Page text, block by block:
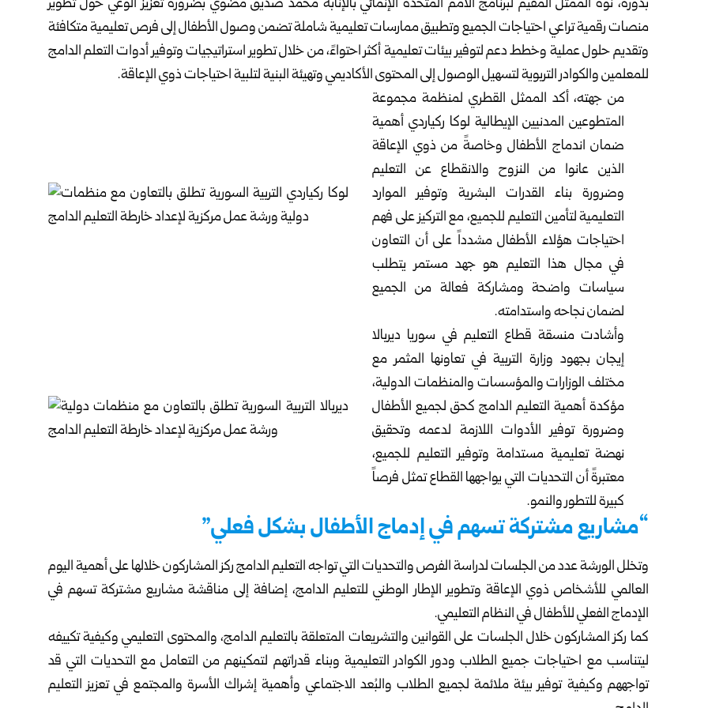
بدوره، نوه الممثل المقيم لبرنامج الأمم المتحدة الإنمائي بالإنابة محمد صديق مضوي بضرورة تعزيز الوعي حول تطوير
منصات رقمية تراعي احتياجات الجميع وتطبيق ممارسات تعليمية شاملة تضمن وصول الأطفال إلى فرص تعليمية متكافئة
وتقديم حلول عملية وخطط دعم لتوفير بيئات تعليمية أكثر احتواءً، من خلال تطوير استراتيجيات وتوفير أدوات التعلم الدامج
للمعلمين والكوادر التربوية لتسهيل الوصول إلى المحتوى الأكاديمي وتهيئة البنية لتلبية احتياجات ذوي الإعاقة.
من جهته، أكد الممثل القطري لمنظمة مجموعة
المتطوعين المدنيين الإيطالية لوكا ركياردي أهمية
ضمان اندماج الأطفال وخاصةً من ذوي الإعاقة
الذين عانوا من النزوح والانقطاع عن التعليم
وضرورة بناء القدرات البشرية وتوفير الموارد
التعليمية لتأمين التعليم للجميع، مع التركيز على فهم
احتياجات هؤلاء الأطفال مشدداً على أن التعاون
في مجال هذا التعليم هو جهد مستمر يتطلب
سياسات واضحة ومشاركة فعالة من الجميع
لضمان نجاحه واستدامته.
وأشادت منسقة قطاع التعليم في سوريا ديربالا
إيجان بجهود وزارة التربية في تعاونها المثمر مع
مختلف الوزارات والمؤسسات والمنظمات الدولية،
مؤكدة أهمية التعليم الدامج كحق لجميع الأطفال
وضرورة توفير الأدوات اللازمة لدعمه وتحقيق
نهضة تعليمية مستدامة وتوفير التعليم للجميع،
معتبرةً أن التحديات التي يواجهها القطاع تمثل فرصاً
كبيرة للتطور والنمو.
“مشاريع مشتركة تسهم في إدماج الأطفال بشكل فعلي”
وتخلل الورشة عدد من الجلسات لدراسة الفرص والتحديات التي تواجه التعليم الدامج ركز المشاركون خلالها على أهمية اليوم
العالمي للأشخاص ذوي الإعاقة وتطوير الإطار الوطني للتعليم الدامج، إضافة إلى مناقشة مشاريع مشتركة تسهم في
الإدماج الفعلي للأطفال في النظام التعليمي.
كما ركز المشاركون خلال الجلسات على القوانين والتشريعات المتعلقة بالتعليم الدامج، والمحتوى التعليمي وكيفية تكييفه
ليتناسب مع احتياجات جميع الطلاب ودور الكوادر التعليمية وبناء قدراتهم لتمكينهم من التعامل مع التحديات التي قد
تواجههم وكيفية توفير بيئة ملائمة لجميع الطلاب والبُعد الاجتماعي وأهمية إشراك الأسرة والمجتمع في تعزيز التعليم